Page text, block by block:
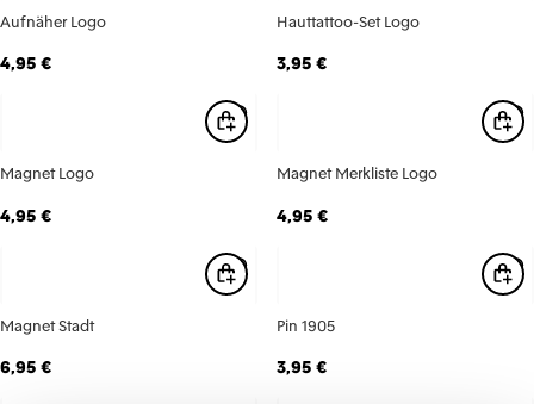
Aufnäher Logo
4,95 €
Hauttattoo-Set Logo
3,95 €
Magnet Logo
4,95 €
Magnet Merkliste Logo
4,95 €
Magnet Stadt
6,95 €
Pin 1905
3,95 €